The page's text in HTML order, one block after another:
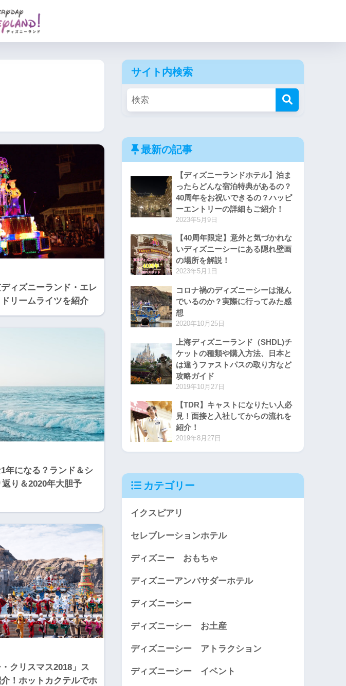
ィズニーランド・エレ
リームライツを紹介
1年になる？ランド＆シ
り＆2020年大胆予
クリスマス2018」ス
！ホットカクテルでホ
サイト内検索
最新の記事
【ディズニーランドホテル】泊ま
ったらどんな宿泊特典があるの？
40周年をお祝いできるの？ハッピ
ーエントリーの詳細もご紹介！
2023年5月9日
【40周年限定】意外と気づかれな
いディズニーシーにある隠れ壁画
の場所を解説！
2023年5月1日
コロナ禍のディズニーシーは混ん
でいるのか？実際に行ってみた感
想
2020年10月25日
上海ディズニーランド（SHDL)チ
ケットの種類や購入方法、日本と
は違うファストパスの取り方など
攻略ガイド
2019年10月27日
【TDR】キャストになりたい人必
見！面接と入社してからの流れを
紹介！
2019年8月27日
カテゴリー
イクスピアリ
セレブレーションホテル
ディズニー おもちゃ
ディズニーアンバサダーホテル
ディズニーシー
ディズニーシー お土産
ディズニーシー アトラクション
ディズニーシー イベント